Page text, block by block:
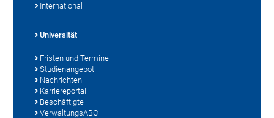
International
Universität
Fristen und Termine
Studienangebot
Nachrichten
Karriereportal
Beschäftigte
VerwaltungsABC